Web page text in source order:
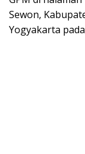
Sewon,
Yogyakarta